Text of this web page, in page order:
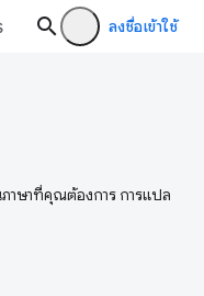
ลงชื่อเข้าใช้
าษาที่คุณต้องการ การแปล